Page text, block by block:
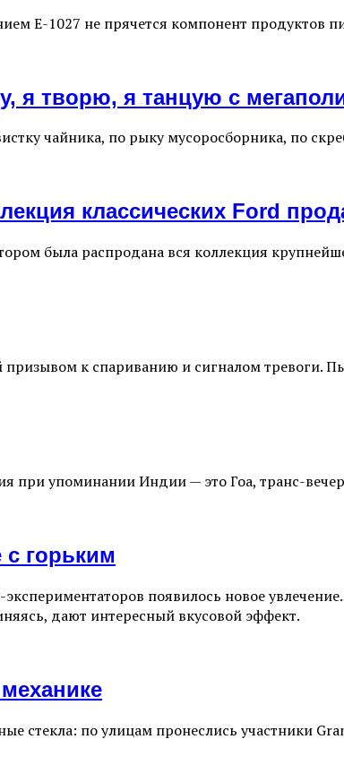
E-1027 не прячется компонент продуктов
я творю, я танцую с
чайника, по рыку мусоросборника, по
классических Ford
была распродана вся коллекция
к спариванию и сигналом тревоги.
при упоминании Индии — это Гоа, транс-
горьким
появилось новое
дают интересный вкусовой эффект.
стекла: по улицам пронеслись участники